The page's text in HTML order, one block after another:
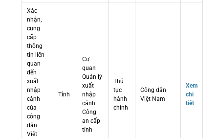
Xác
nhận,
cung
cấp
thông
tin liên
quan
đến
xuất
nhập
cảnh
của
công
dân
Việt
Tỉnh
Cơ
quan
Quản lý
xuất
nhập
cảnh
Công
an cấp
tỉnh
Thủ
tục
hành
chính
Công dân
Việt Nam
Xem
chi
tiết